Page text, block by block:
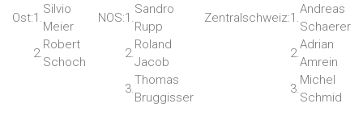
Ost:1.
Silvio
Meier
NOS:1.
Sandro
Rupp
Zentralschweiz:1.
Andreas
Schaerer
2.
Robert
Schoch
2.
Roland
Jacob
2.
Adrian
Amrein
3.
Thomas
Bruggisser
3.
Michel
Schmid